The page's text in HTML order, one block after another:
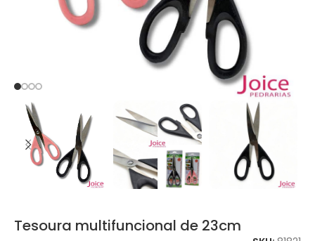
Tesoura multifuncional de 23cm